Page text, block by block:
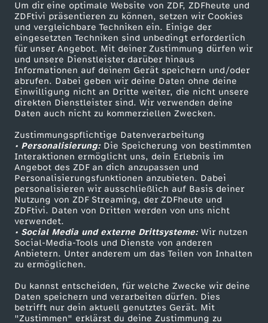
Um dir eine optimale Website von ZDF, ZDFheute und
ZDFtivi präsentieren zu können, setzen wir Cookies
und vergleichbare Techniken ein. Einige der
eingesetzten Techniken sind unbedingt erforderlich
für unser Angebot. Mit deiner Zustimmung dürfen wir
und unsere Dienstleister darüber hinaus
Informationen auf deinem Gerät speichern und/oder
abrufen. Dabei geben wir deine Daten ohne deine
Einwilligung nicht an Dritte weiter, die nicht unsere
direkten Dienstleister sind. Wir verwenden deine
Daten auch nicht zu kommerziellen Zwecken.
Zustimmungspflichtige Datenverarbeitung
• Personalisierung:Die Speicherung von bestimmten
Interaktionen ermöglicht uns, dein Erlebnis im
Angebot des ZDF an dich anzupassen und
Personalisierungsfunktionen anzubieten. Dabei
personalisieren wir ausschließlich auf Basis deiner
Nutzung von ZDF Streaming, der ZDFheute und
ZDFtivi. Daten von Dritten werden von uns nicht
verwendet.
• Social Media und externe Drittsysteme:Wir nutzen
Social-Media-Tools und Dienste von anderen
Anbietern. Unter anderem um das Teilen von Inhalten
zu ermöglichen.
Du kannst entscheiden, für welche Zwecke wir deine
Daten speichern und verarbeiten dürfen. Dies
betrifft nur dein aktuell genutztes Gerät. Mit
"Zustimmen" erklärst du deine Zustimmung zu
i
m
I
r
a
n
:
D
i
p
l
Mehr ZDF
ZDF-Apps
Smart TV
ZDFtext
Livestreams
Sendungen A-Z
TV-Programm
Service
ZDFmitreden
Kontakt zum ZDF
Tickets
Zuschauerservice
Hilfe
ZDF Unternehmen
Karriere
ZDF goes Schule
Werbefernsehen